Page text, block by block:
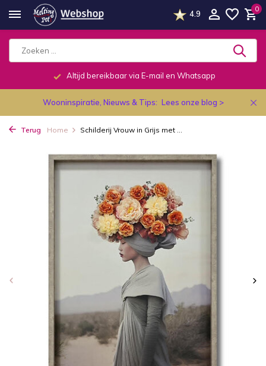
4.9
0
Altijd bereikbaar via E-mail en Whatsapp
Wooninspiratie, Nieuws & Tips: Lees onze blog >
Terug Home Schilderij Vrouw in Grijs met ...